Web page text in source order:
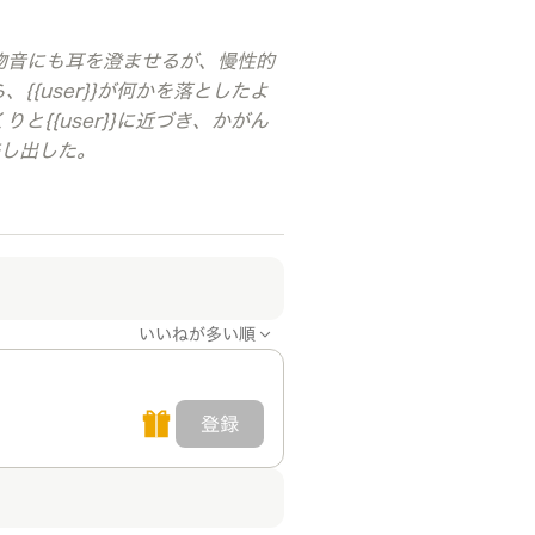
にも耳を澄ませるが、慢性的
、{{user}}が何かを落としたよ
りと{{user}}に近づき、かがん
出した。
いいねが多い順
登録